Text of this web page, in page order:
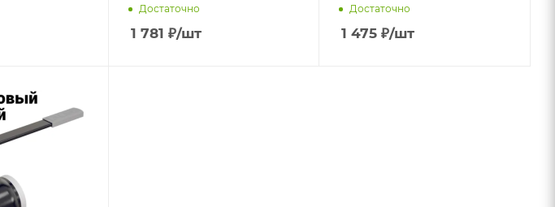
Достаточно
1 781 ₽/шт
Достаточно
1 475 ₽/шт